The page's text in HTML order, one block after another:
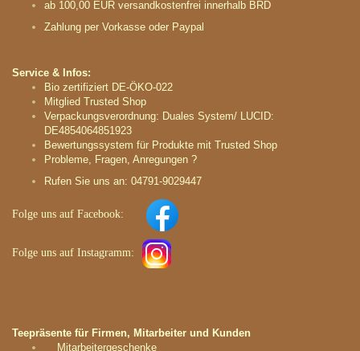
ab 100,00 EUR versandkostenfrei innerhalb BRD
Zahlung per Vorkasse oder Paypal
Service & Infos:
Bio zertifiziert DE-ÖKO-022
Mitglied Trusted Shop
Verpackungsverordnung: Duales System/ LUCID:
DE4854064851923
Bewertungssystem für Produkte mit Trusted Shop
Probleme, Fragen, Anregungen ?
Rufen Sie uns an: 04791-9029447
Folge uns auf Facebook:
Folge uns auf Instagramm:
Teepräsente für Firmen, Mitarbeiter und Kunden
Mitarbeitergeschenke